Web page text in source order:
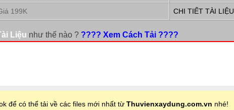
199K CHI TIẾT TÀI LIỆU
Liệu như thế nào ? ???? Xem Cách Tải ????
để có thể tải về các files mới nhất từ Thuvienxaydung.com.vn nhé!